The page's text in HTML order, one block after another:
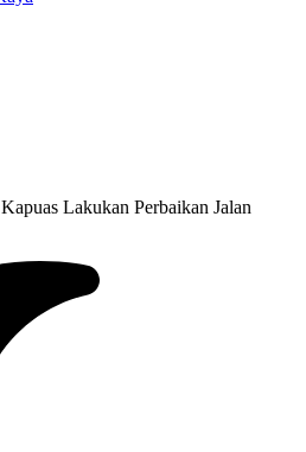
Lakukan Perbaikan Jalan